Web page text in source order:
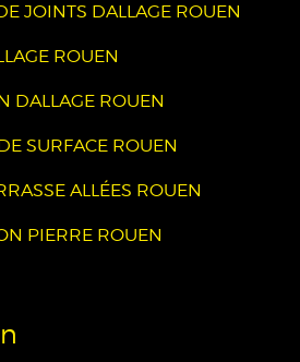
JOINTS DALLAGE ROUEN
ROUEN
DALLAGE ROUEN
SURFACE ROUEN
ALLÉES ROUEN
PIERRE ROUEN